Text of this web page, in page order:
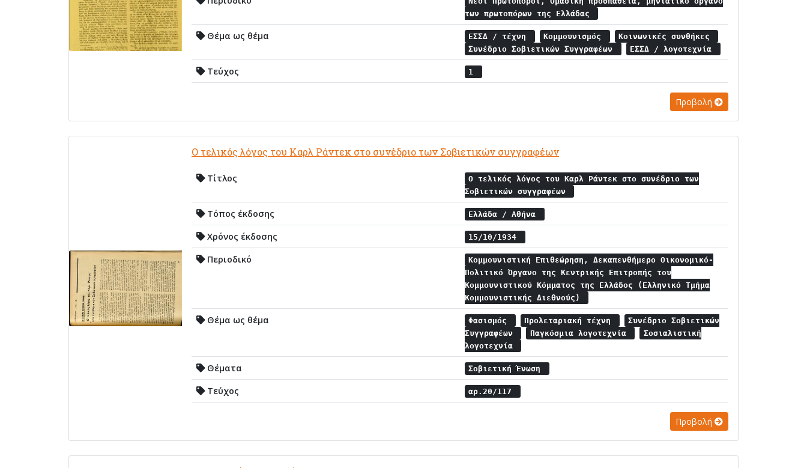
των πρωτοπόρων της Ελλάδας
Θέμα ως θέμα ΕΣΣΔ / τέχνη Κομμουνισμός
Κοινωνικές συνθήκες
Συνέδριο Σοβιετικών Συγγραφέων
ΕΣΣΔ / λογοτεχνία
Τεύχος 1
Προβολή
Ο τελικός λόγος του Καρλ Ράντεκ στο συνέδριο των Σοβιετικών συγγραφέων
Τίτλος
Ο τελικός λόγος του Καρλ Ράντεκ στο συνέδριο των
Σοβιετικών συγγραφέων
Τόπος έκδοσης Ελλάδα / Αθήνα
Χρόνος έκδοσης 15/10/1934
Περιοδικό
Κομμουνιστική Επιθεώρηση, Δεκαπενθήμερο Οικονομικό-
Πολιτικό Όργανο της Κεντρικής Επιτροπής του
Κομμουνιστικού Κόμματος της Ελλάδος (Ελληνικό Τμήμα
Κομμουνιστικής Διεθνούς)
Θέμα ως θέμα Φασισμός Προλεταριακή τέχνη
Συνέδριο Σοβιετικών
Συγγραφέων
Παγκόσμια λογοτεχνία
Σοσιαλιστική
λογοτεχνία
Θέματα Σοβιετική Ένωση
Τεύχος αρ.20/117
Προβολή